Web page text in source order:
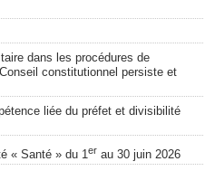
dans les procédures de
constitutionnel persiste et
liée du préfet et divisibilité
« Santé » du 1er au 30 juin 2026